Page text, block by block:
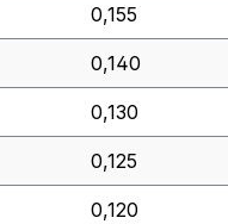
0,155
0,140
0,130
0,125
0,120